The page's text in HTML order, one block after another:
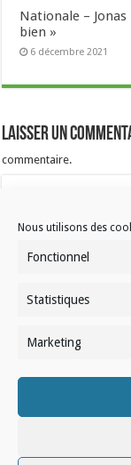
Nous utilisons des
Fonctionnel
Statistiques
Marketing
Nationale –
bien »
6 décembre 2021
Laisser un
commentaire.
Contactez-nous